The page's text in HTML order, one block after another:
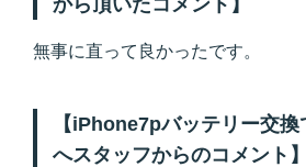
無事に直って良かったです。
【iPhone7pバッテリー交
へスタッフからのコメント】